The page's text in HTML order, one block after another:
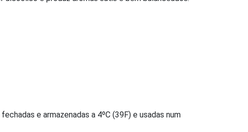
e armazenadas a 4ºC (39F) e usadas num